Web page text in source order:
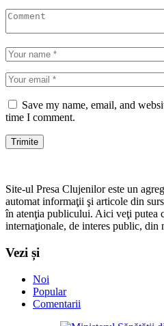
Save my name, email, and
time I comment.
Site-ul Presa Clujenilor este un
automat informaţii şi articole din
în atenţia publicului. Aici veţi putea
internaţionale, de interes public, din
Vezi și
Noi
Popular
Comentarii